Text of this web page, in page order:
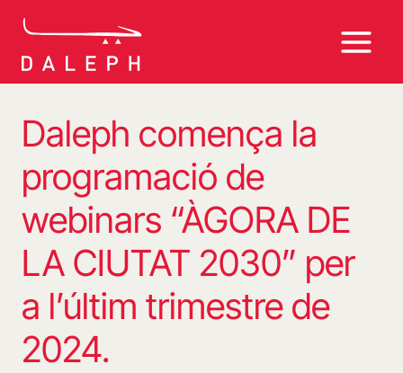
Daleph comença la
programació de
webinars “ÀGORA DE
LA CIUTAT 2030” per
a l’últim trimestre de
2024.